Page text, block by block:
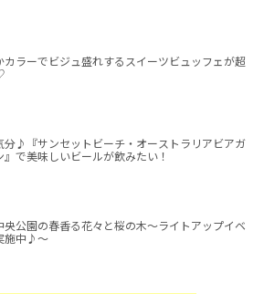
カラーでビジュ盛れするスイーツビュッフェが超
分♪『サンセットビーチ・オーストラリアビアガ
』で美味しいビールが飲みたい！
央公園の春香る花々と桜の木～ライトアップイベ
施中♪～